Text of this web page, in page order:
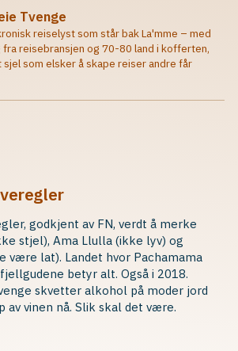
Tvenge
reiselyst som står bak La'mme – med
fra reisebransjen og 70-80 land i kofferten,
sjel som elsker å skape reiser andre får
godkjent av FN, verdt å merke
stjel), Ama Llulla (ikke lyv) og
være lat). Landet hvor Pachamama
betyr alt. Også i 2018.
skvetter alkohol på moder jord
av vinen nå. Slik skal det være.